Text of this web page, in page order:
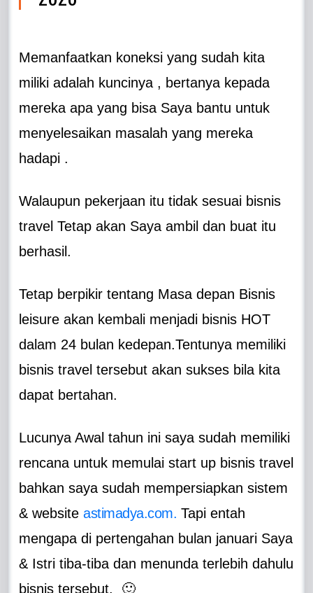
Memanfaatkan koneksi yang sudah kita
miliki adalah kuncinya , bertanya kepada
mereka apa yang bisa Saya bantu untuk
menyelesaikan masalah yang mereka
hadapi .
Walaupun pekerjaan itu tidak sesuai bisnis
travel Tetap akan Saya ambil dan buat itu
berhasil.
Tetap berpikir tentang Masa depan Bisnis
leisure akan kembali menjadi bisnis HOT
dalam 24 bulan kedepan.Tentunya memiliki
bisnis travel tersebut akan sukses bila kita
dapat bertahan.
Lucunya Awal tahun ini saya sudah memiliki
rencana untuk memulai start up bisnis travel
bahkan saya sudah mempersiapkan sistem
& websiteastimadya.com. Tapi entah
mengapa di pertengahan bulan januari Saya
& Istri tiba-tiba dan menunda terlebih dahulu
bisnis tersebut. 🙂